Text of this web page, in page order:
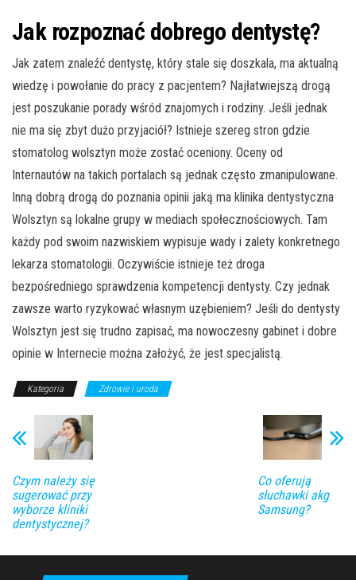
Jak rozpoznać dobrego dentystę?
Jak zatem znaleźć dentystę, który stale się doszkala, ma aktualną
wiedzę i powołanie do pracy z pacjentem? Najłatwiejszą drogą
jest poszukanie porady wśród znajomych i rodziny. Jeśli jednak
nie ma się zbyt dużo przyjaciół? Istnieje szereg stron gdzie
stomatolog wolsztyn może zostać oceniony. Oceny od
Internautów na takich portalach są jednak często zmanipulowane.
Inną dobrą drogą do poznania opinii jaką ma klinika dentystyczna
Wolsztyn są lokalne grupy w mediach społecznościowych. Tam
każdy pod swoim nazwiskiem wypisuje wady i zalety konkretnego
lekarza stomatologii. Oczywiście istnieje też droga
bezpośredniego sprawdzenia kompetencji dentysty. Czy jednak
zawsze warto ryzykować własnym uzębieniem? Jeśli do dentysty
Wolsztyn jest się trudno zapisać, ma nowoczesny gabinet i dobre
opinie w Internecie można założyć, że jest specjalistą.
Kategoria Zdrowie i uroda
Czym należy się
sugerować przy
wyborze kliniki
dentystycznej?
Co oferują
słuchawki akg
Samsung?